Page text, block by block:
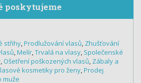
poskytujeme
střihy,Prodlužování vlasů, Zhušťování
,Melír,Trvalá na vlasy, Společenské
, Ošetření poškozených vlasů, Zábaly a
kosmetiky pro ženy,Prodej
muže